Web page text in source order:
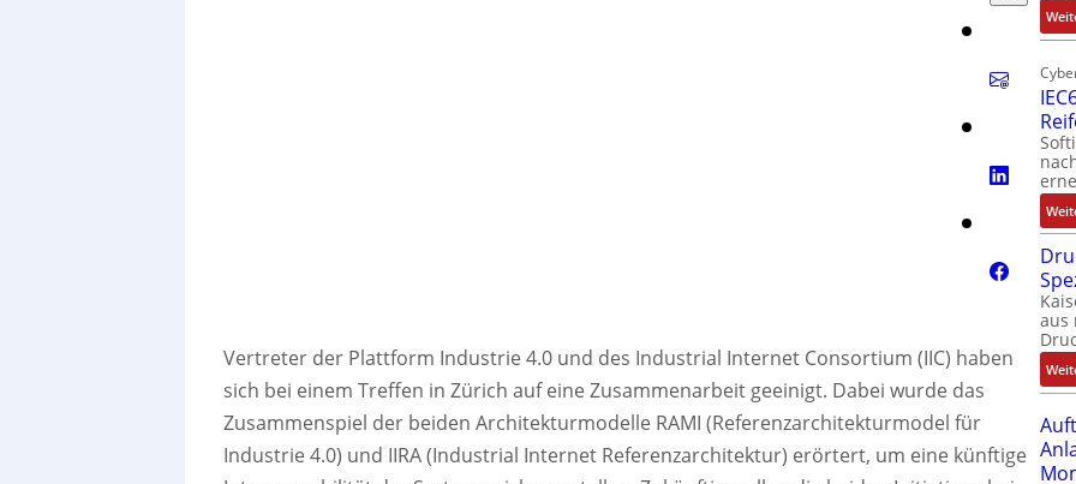
Vertreter der Plattform Industrie 4.0 und des Industrial Internet Consortium (IIC) haben
sich bei einem Treffen in Zürich auf eine Zusammenarbeit geeinigt. Dabei wurde das
Zusammenspiel der beiden Architekturmodelle RAMI (Referenzarchitekturmodel für
Industrie 4.0) und IIRA (Industrial Internet Referenzarchitektur) erörtert, um eine künftige
aus